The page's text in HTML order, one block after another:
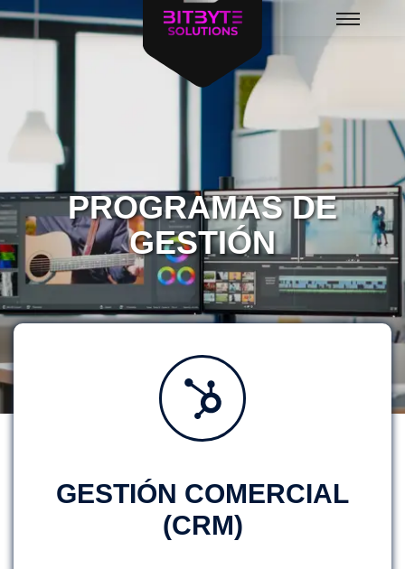
PROGRAMAS DE
GESTIÓN
GESTIÓN COMERCIAL
(CRM)